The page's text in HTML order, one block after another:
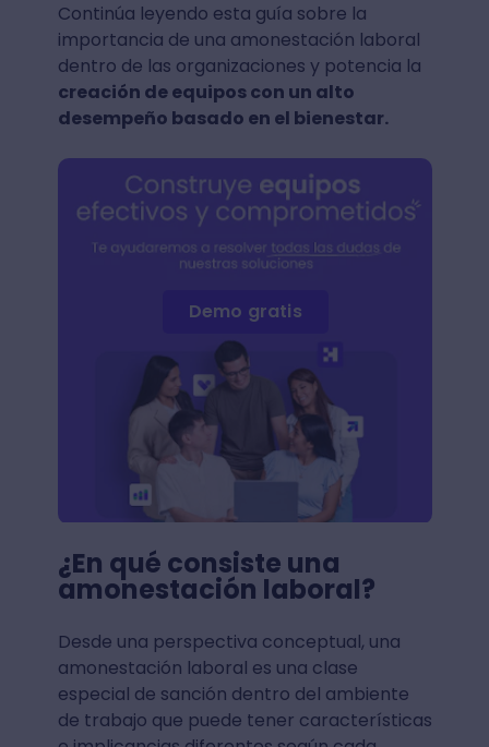
Continúa leyendo esta guía sobre la
importancia de una amonestación laboral
dentro de las organizaciones y potencia la
creación de equipos con un alto
desempeño basado en el bienestar.
Demo gratis
¿En qué consiste una
amonestación laboral?
Desde una perspectiva conceptual, una
amonestación laboral es una clase
especial de sanción dentro del ambiente
de trabajo que puede tener características